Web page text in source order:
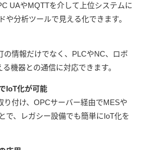
UAやMQTTを介して上位システムに
や分析ツールで見える化できます。
の情報だけでなく、PLCやNC、ロボ
機器との通信に対応できます。
IoT化が可能
り付け、OPCサーバー経由でMESや
で、レガシー設備でも簡単にIoT化を